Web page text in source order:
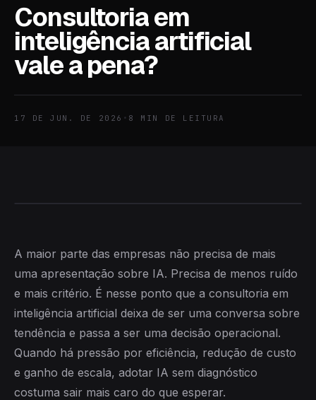
Consultoria em
inteligência artificial
vale a pena?
17 DE JUN. DE 2026 • 8 MIN DE LEITURA
A maior parte das empresas não precisa de mais
uma apresentação sobre IA. Precisa de menos ruído
e mais critério. É nesse ponto que a consultoria em
inteligência artificial deixa de ser uma conversa sobre
tendência e passa a ser uma decisão operacional.
Quando há pressão por eficiência, redução de custo
e ganho de escala, adotar IA sem diagnóstico
costuma sair mais caro do que esperar.